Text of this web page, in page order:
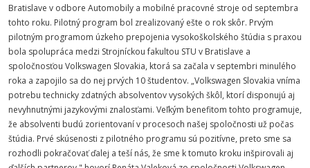
Bratislave v odbore Automobily a mobilné pracovné stroje od septembra
tohto roku. Pilotný program bol zrealizovaný ešte o rok skôr. Prvým
pilotným programom úzkeho prepojenia vysokoškolského štúdia s praxou
bola spolupráca medzi Strojníckou fakultou STU v Bratislave a
spoločnosťou Volkswagen Slovakia, ktorá sa začala v septembri minulého
roka a zapojilo sa do nej prvých 10 študentov. „Volkswagen Slovakia vníma
potrebu technicky zdatných absolventov vysokých škôl, ktorí disponujú aj
nevyhnutnými jazykovými znalosťami. Veľkým benefitom tohto programuje,
že absolventi budú zorientovaní v procesoch našej spoločnosti už počas
štúdia. Prvé skúsenosti z pilotného programu sú pozitívne, preto sme sa
rozhodli pokračovať ďalej a teší nás, že sme k tomuto kroku inšpirovali aj